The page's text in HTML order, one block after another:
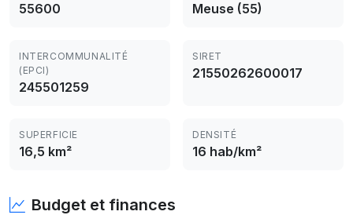
55600 Meuse (55)
INTERCOMMUNALITÉ
(EPCI)
245501259
SIRET
21550262600017
SUPERFICIE
16,5 km²
DENSITÉ
16 hab/km²
Budget et finances